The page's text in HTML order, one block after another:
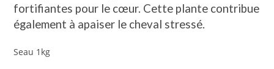
fortifiantes pour le cœur. Cette plante contribue
également à apaiser le cheval stressé.
Seau 1kg